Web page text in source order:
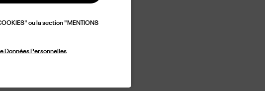
ou la section "MENTIONS
Données Personnelles